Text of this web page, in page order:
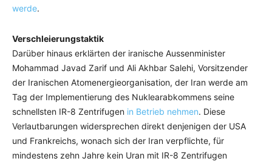
werde.
Verschleierungstaktik
Darüber hinaus erklärten der iranische Aussenminister
Mohammad Javad Zarif und Ali Akhbar Salehi, Vorsitzender
der Iranischen Atomenergieorganisation, der Iran werde am
Tag der Implementierung des Nuklearabkommens seine
schnellsten IR-8 Zentrifugen in Betrieb nehmen. Diese
Verlautbarungen widersprechen direkt denjenigen der USA
und Frankreichs, wonach sich der Iran verpflichte, für
mindestens zehn Jahre kein Uran mit IR-8 Zentrifugen